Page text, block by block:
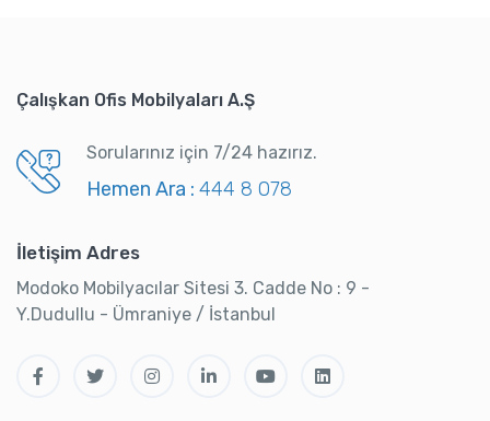
Çalışkan Ofis Mobilyaları A.Ş
Sorularınız için 7/24 hazırız.
Hemen Ara : 444 8 078
İletişim Adres
Modoko Mobilyacılar Sitesi 3. Cadde No : 9 -
Y.Dudullu - Ümraniye / İstanbul